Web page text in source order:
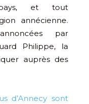
et tout
annécienne.
par
Philippe, la
auprès des
d’Annecy sont